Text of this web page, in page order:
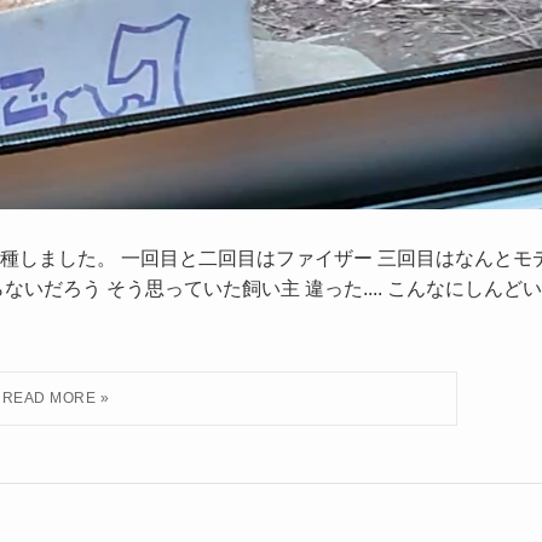
しました。 一回目と二回目はファイザー 三回目はなんとモ
いだろう そう思っていた飼い主 違った.... こんなにしんどい